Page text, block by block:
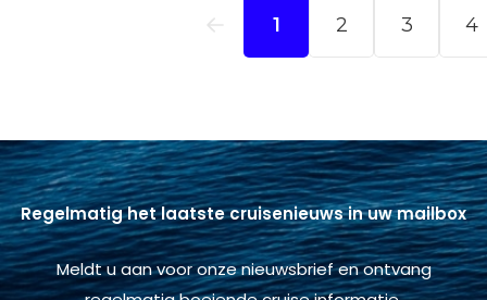
Regelmatig het laatste cruisenieuws in uw mailbox
Meldt u aan voor onze nieuwsbrief en ontvang